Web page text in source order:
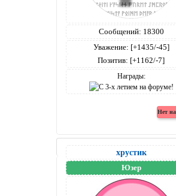
Сообщений: 18300
Уважение: [+1435/-45]
Позитив: [+1162/-7]
Награды:
хрустик
Юзер